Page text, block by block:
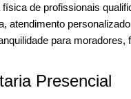
de profissionais
atendimento
para moradores,
Presencial